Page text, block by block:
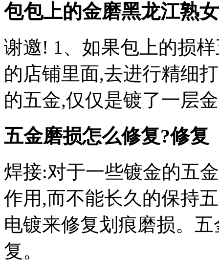
包包上的金磨黑龙江熟女
谢邀! 1、如果包上的损
的店铺里面,去进行精细
的五金,仅仅是镀了一层
五金磨损怎么修复?修复
焊接:对于一些镀金的五
作用,而不能长久的保持
电镀来修复划痕磨损。
复。